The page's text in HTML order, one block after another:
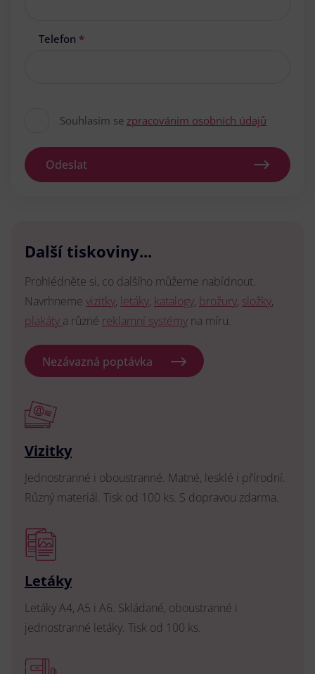
Telefon *
Souhlasím se zpracováním osobních údajů
Odeslat
Další tiskoviny...
Prohlédněte si, co dalšího můžeme nabídnout.
Navrhneme vizitky, letáky, katalogy, brožury, složky,
plakáty a různé reklamní systémy na míru.
Nezávazná poptávka
Vizitky
Jednostranné i oboustranné. Matné, lesklé i přírodní.
Různý materiál. Tisk od 100 ks. S dopravou zdarma.
Letáky
Letáky A4, A5 i A6. Skládané, oboustranné i
jednostranné letáky. Tisk od 100 ks.